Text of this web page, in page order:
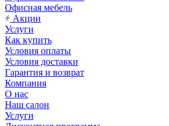
Офисная мебель
Акции
Услуги
Как купить
Условия оплаты
Условия доставки
Гарантия и возврат
Компания
О нас
Наш салон
Услуги